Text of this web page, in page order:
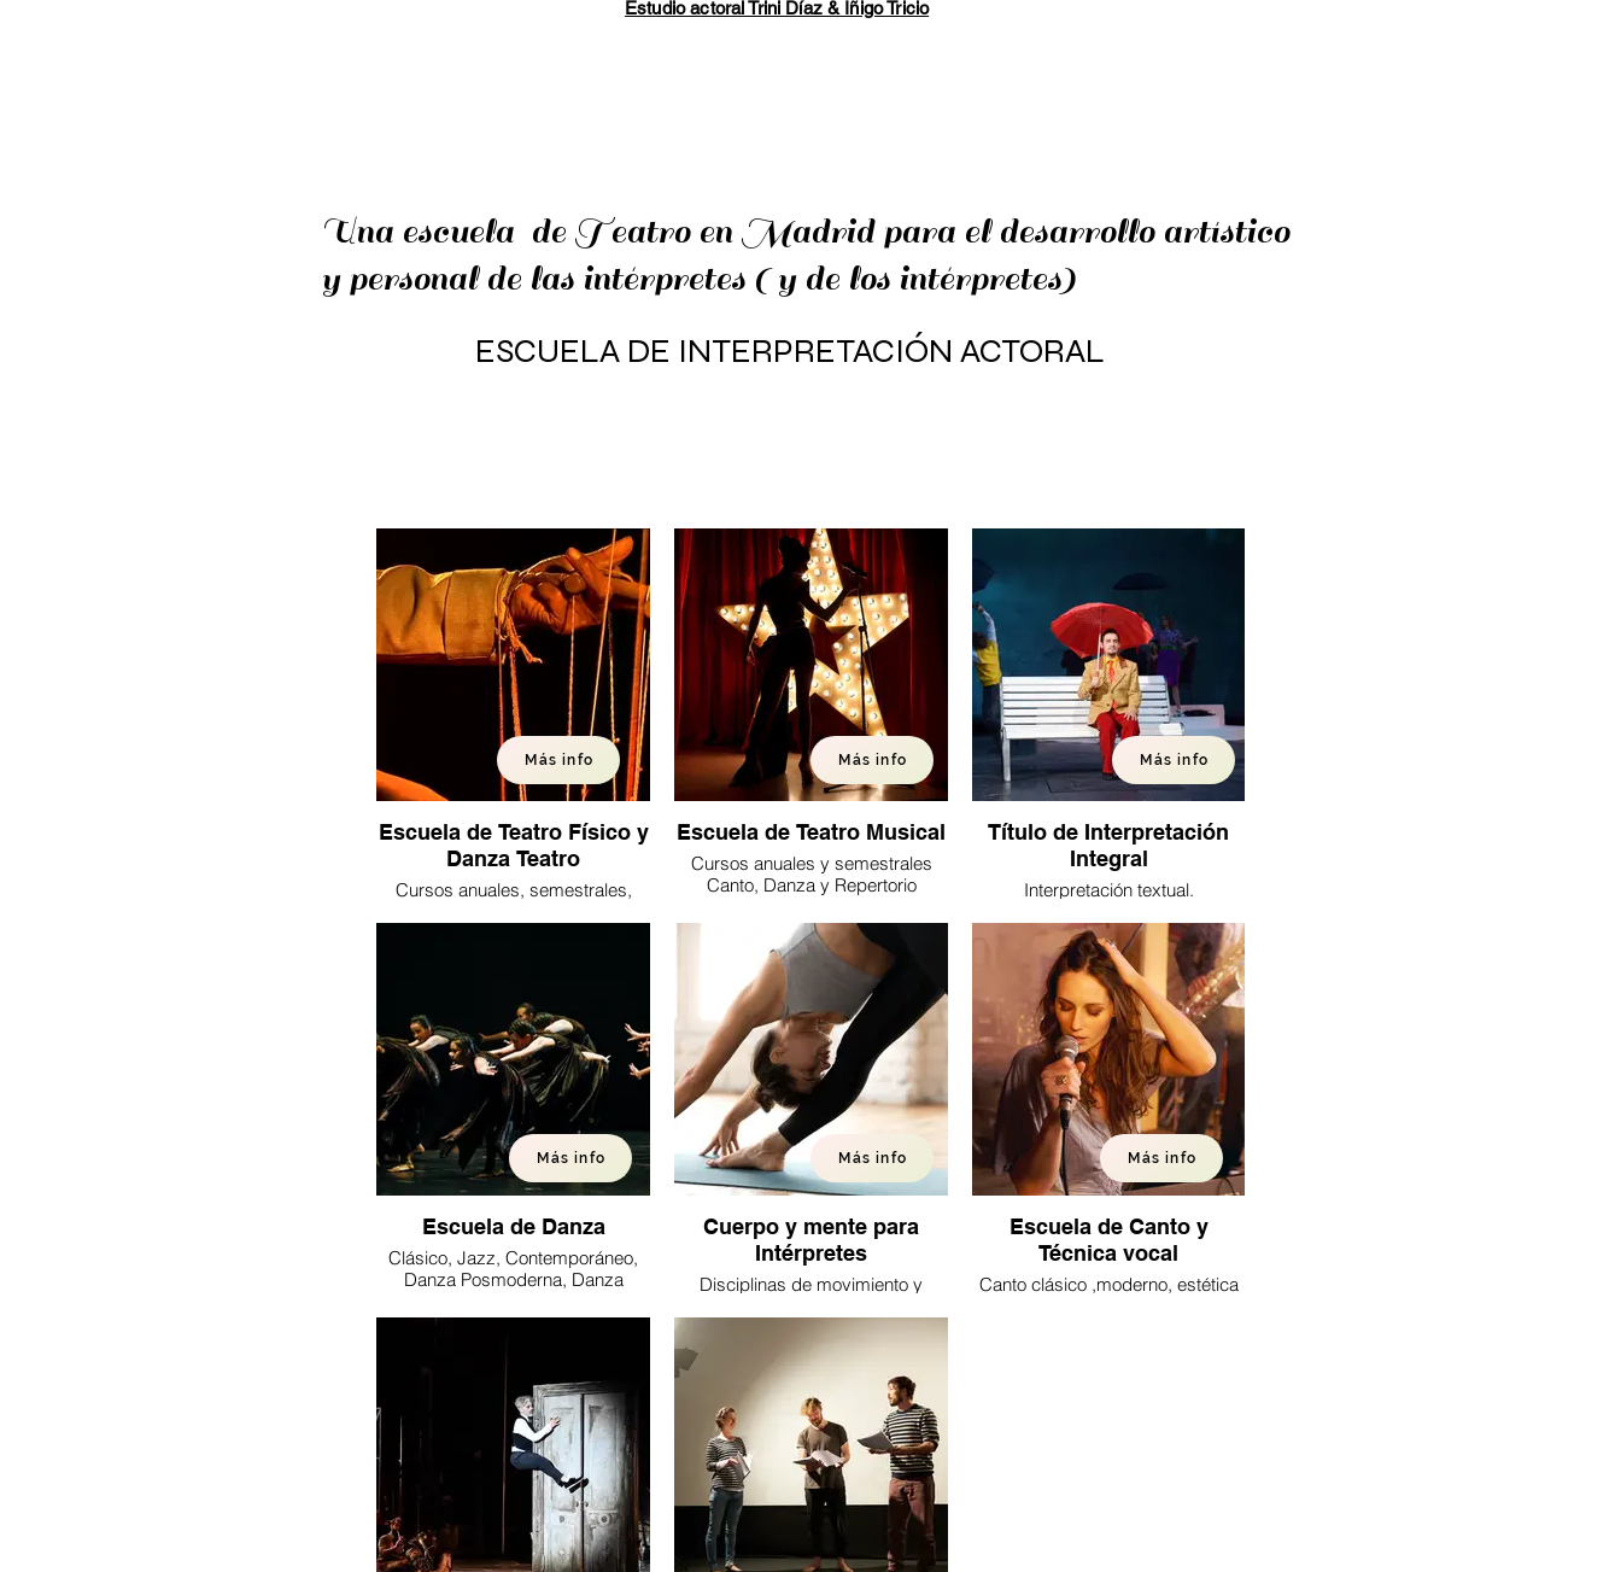
Estudio actoral Trini Díaz & Íñigo Tricio
Una escuela de Teatro en Madrid para el desarrollo artístico
y personal de las intérpretes ( y de los intérpretes)
ESCUELA DE INTERPRETACIÓN ACTORAL
Escuela de Teatro Físico y
Danza Teatro
Cursos anuales, semestrales,
Bufón.Dramaturgia de la Imagen.
Diploma de Teatro Físico. Cursos
anuales, trimestrales e intensivos
Escuela de Teatro Musical
Cursos anuales y semestrales
Canto, Danza y Repertorio
Título de Interpretación
Integral
Interpretación textual.
Formación integral
Escuela de Danza
Clásico, Jazz, Contemporáneo,
Danza Posmoderna, Danza
Cuerpo y mente para
Intérpretes
Disciplinas de movimiento y
actrices.
Escuela de Canto y
Técnica vocal
Canto clásico ,moderno, estética
Más info Más info Más info
Más info Más info Más info